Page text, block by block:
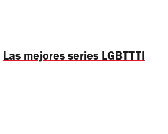
Las mejores series LGBTTTI